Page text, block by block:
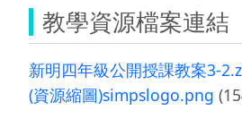
教學資源檔案連結
新明四年級公開授課教案3-
(資源縮圖)simpslogo.png